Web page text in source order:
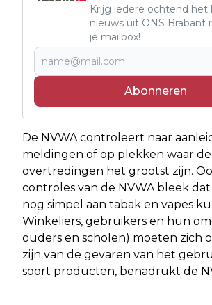
Krijg iedere ochtend het
nieuws uit ONS Brabant
je mailbox!
Abonneren
De NVWA controleert naar
meldingen of op plekken waar de
overtredingen het grootst zijn.
controles van de NVWA bleek
nog simpel aan tabak en vapes
Winkeliers, gebruikers en hun
ouders en scholen) moeten zich
zijn van de gevaren van het
soort producten, benadrukt de